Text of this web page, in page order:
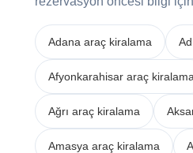
Adana araç kiralama
Afyonkarahisar araç kiralama
Ağrı araç kiralama
Amasya araç kiralama